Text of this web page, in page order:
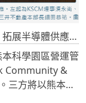
應鏈與應用市場商機
科學園區營運管
Community &
三方將以熊本科